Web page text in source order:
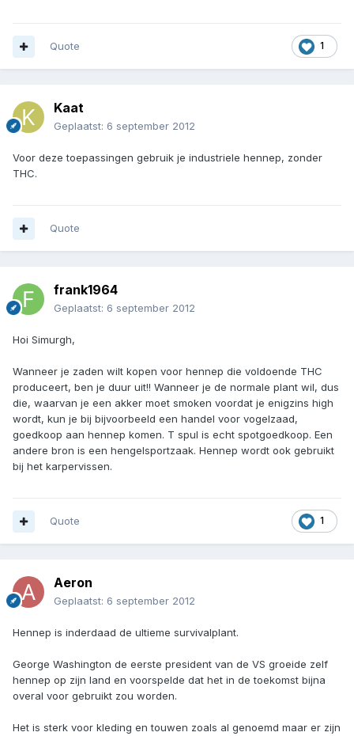
1
Quote
Kaat
Geplaatst: 6 september 2012
Voor deze toepassingen gebruik je industriele hennep, zonder
THC.
Quote
frank1964
Geplaatst: 6 september 2012
Hoi Simurgh,
Wanneer je zaden wilt kopen voor hennep die voldoende THC
produceert, ben je duur uit!! Wanneer je de normale plant wil, dus
die, waarvan je een akker moet smoken voordat je enigzins high
wordt, kun je bij bijvoorbeeld een handel voor vogelzaad,
goedkoop aan hennep komen. T spul is echt spotgoedkoop. Een
andere bron is een hengelsportzaak. Hennep wordt ook gebruikt
bij het karpervissen.
1
Quote
Aeron
Geplaatst: 6 september 2012
Hennep is inderdaad de ultieme survivalplant.
George Washington de eerste president van de VS groeide zelf
hennep op zijn land en voorspelde dat het in de toekomst bijna
overal voor gebruikt zou worden.
Het is sterk voor kleding en touwen zoals al genoemd maar er zijn